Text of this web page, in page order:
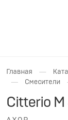
Главная —
— Смесители
Citterio